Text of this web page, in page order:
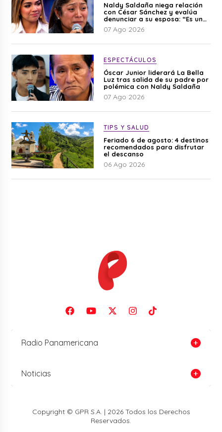
Naldy Saldaña niega relación
con César Sánchez y evalúa
denunciar a su esposa: “Es una
difamación”
07 Ago 2026
ESPECTÁCULOS
Óscar Junior liderará La Bella
Luz tras salida de su padre por
polémica con Naldy Saldaña
07 Ago 2026
TIPS Y SALUD
Feriado 6 de agosto: 4 destinos
recomendados para disfrutar
el descanso
06 Ago 2026
Radio Panamericana
Noticias
Copyright © GPR S.A. | 2026 Todos los Derechos
Reservados.